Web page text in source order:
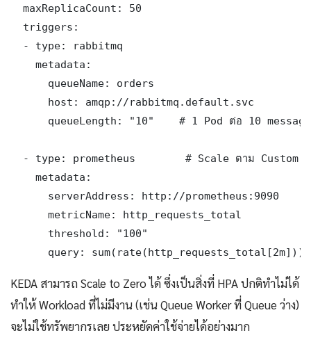
  maxReplicaCount: 50
  triggers:
  - type: rabbitmq
    metadata:
      queueName: orders
      host: amqp://rabbitmq.default.svc
queueLength: "10"    # 1 Pod ต่อ 10
- type: prometheus        # Scale ตาม Custom
    metadata:
      serverAddress: http://prometheus:9090
      metricName: http_requests_total
      threshold: "100"
      query: sum(rate(http_requests_total[2m]))
KEDA สามารถ Scale to Zero ได้ ซึ่งเป็นสิ่งที่ HPA ปกติทำไม่ได้
ทำให้ Workload ที่ไม่มีงาน (เช่น Queue Worker ที่ Queue ว่าง)
จะไม่ใช้ทรัพยากรเลย ประหยัดค่าใช้จ่ายได้อย่างมาก